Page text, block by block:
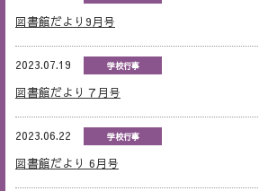
図書館だより9月号
2023.07.19 学校行事
図書館だより７月号
2023.06.22 学校行事
図書館だより 6月号